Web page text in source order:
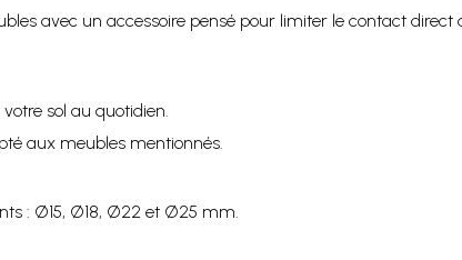
avec un accessoire pensé pour limiter le contact direct
sol au quotidien.
aux meubles mentionnés.
: Ø15, Ø18, Ø22 et Ø25 mm.